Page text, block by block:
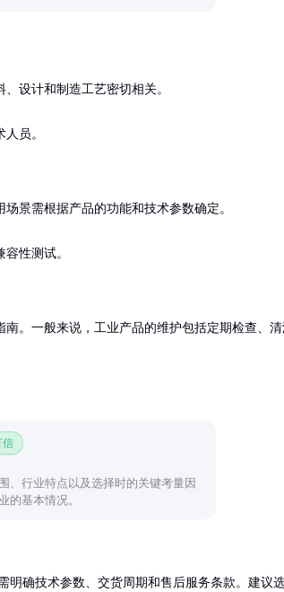
设计和制造工艺密切相关。
员。
景需根据产品的功能和技术参数确定。
性测试。
。一般来说，工业产品的维护包括定期检查、
信
、行业特点以及选择时的关键考量因
的基本情况。
明确技术参数、交货周期和售后服务条款。建议